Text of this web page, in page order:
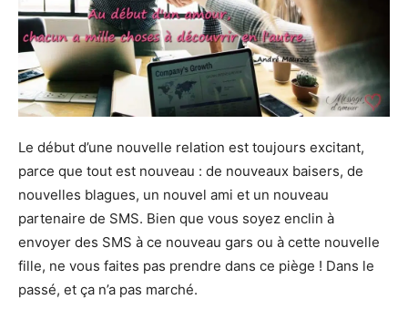
Le début d’une nouvelle relation est toujours excitant,
parce que tout est nouveau : de nouveaux baisers, de
nouvelles blagues, un nouvel ami et un nouveau
partenaire de SMS. Bien que vous soyez enclin à
envoyer des SMS à ce nouveau gars ou à cette nouvelle
fille, ne vous faites pas prendre dans ce piège ! Dans le
passé, et ça n’a pas marché.